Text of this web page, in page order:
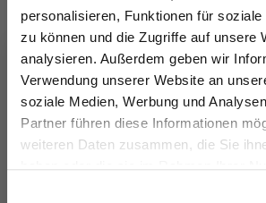
personalisieren, Funktionen für soziale
zu können und die Zugriffe auf unsere
analysieren. Außerdem geben wir
Verwendung unserer Website an
soziale Medien, Werbung und
Partner führen diese Informationen
weiteren Daten zusammen, die Sie
haben oder die sie im Rahmen Ihrer
ERHALTE 5%
DEINE